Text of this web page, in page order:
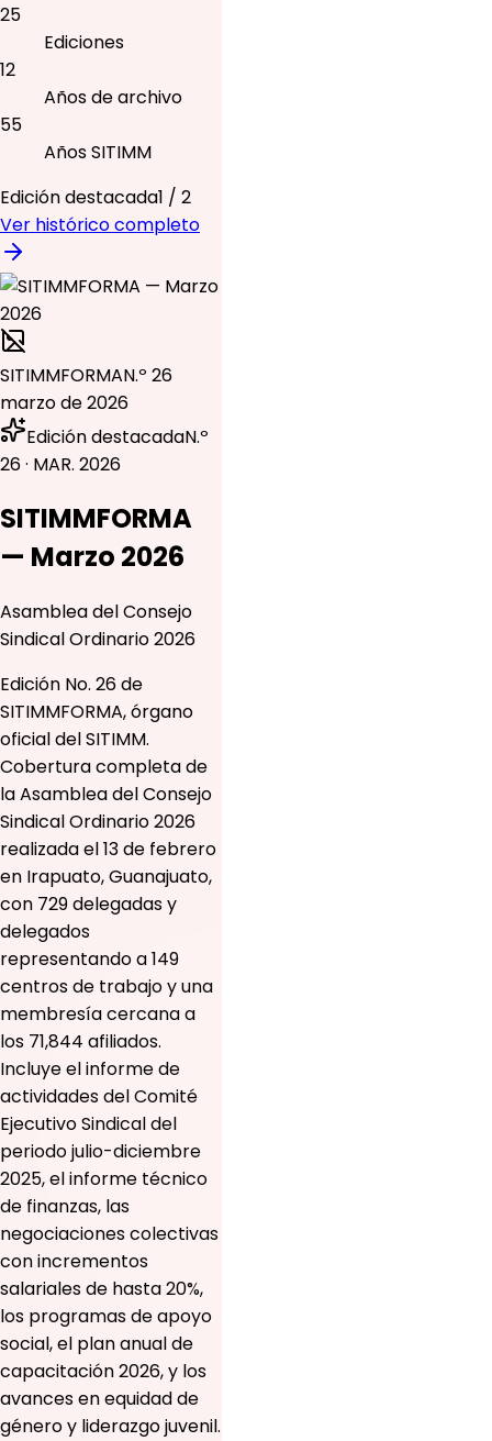
25
Ediciones
12
Años de archivo
55
Años SITIMM
Edición destacada1 / 2
Ver histórico completo
SITIMMFORMAN.º 26
marzo de 2026
Edición destacadaN.º
26 · MAR. 2026
SITIMMFORMA
— Marzo 2026
Asamblea del Consejo
Sindical Ordinario 2026
Edición No. 26 de
SITIMMFORMA, órgano
oficial del SITIMM.
Cobertura completa de
la Asamblea del Consejo
Sindical Ordinario 2026
realizada el 13 de febrero
en Irapuato, Guanajuato,
con 729 delegadas y
delegados
representando a 149
centros de trabajo y una
membresía cercana a
los 71,844 afiliados.
Incluye el informe de
actividades del Comité
Ejecutivo Sindical del
periodo julio-diciembre
2025, el informe técnico
de finanzas, las
negociaciones colectivas
con incrementos
salariales de hasta 20%,
los programas de apoyo
social, el plan anual de
capacitación 2026, y los
avances en equidad de
género y liderazgo juvenil.